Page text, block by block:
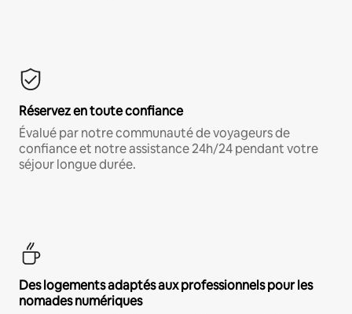
Réservez en toute confiance
Évalué par notre communauté de voyageurs de
confiance et notre assistance 24h/24 pendant votre
séjour longue durée.
Des logements adaptés aux professionnels pour les
nomades numériques